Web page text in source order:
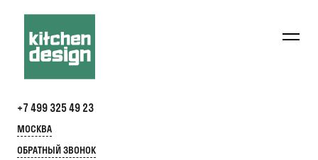
+7 499 325 49 23
МОСКВА
ОБРАТНЫЙ ЗВОНОК